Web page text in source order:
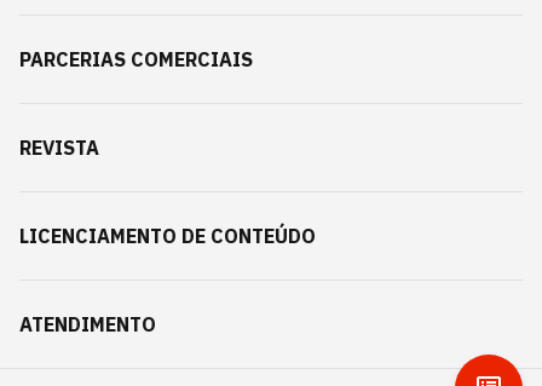
PARCERIAS COMERCIAIS
REVISTA
LICENCIAMENTO DE CONTEÚDO
ATENDIMENTO